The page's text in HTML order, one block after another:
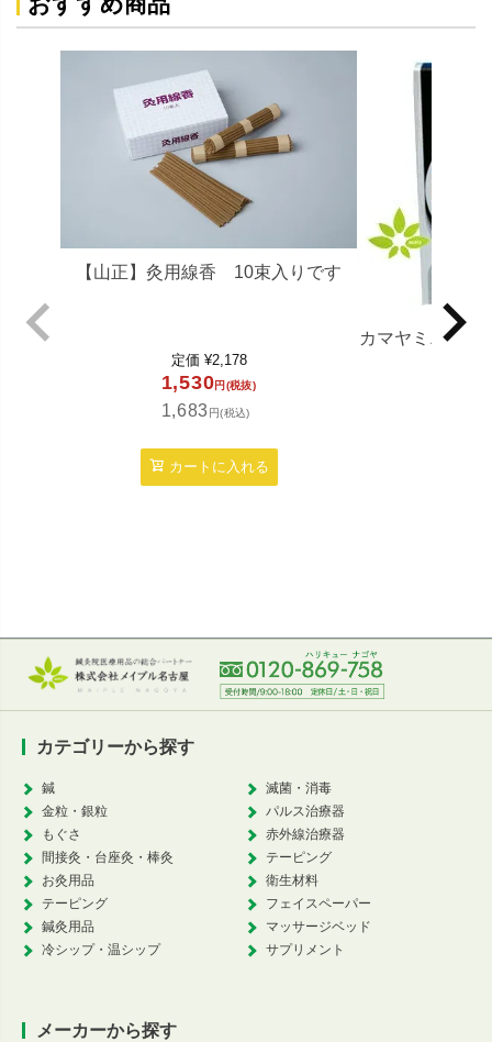
【山正】灸用線香 10束入りです
定価 ¥2,178
1,530円(税抜)
1,683円(税込)
カートに入れる
カマヤミニ
カテゴリーから探す
鍼
金粒・銀粒
もぐさ
間接灸・台座灸・棒灸
お灸用品
テーピング
鍼灸用品
冷シップ・温シップ
滅菌・消毒
パルス治療器
赤外線治療器
テーピング
衛生材料
フェイスペーパー
マッサージベッド
サプリメント
メーカーから探す